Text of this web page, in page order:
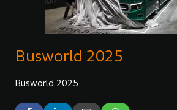
Busworld 2025
Busworld 2025